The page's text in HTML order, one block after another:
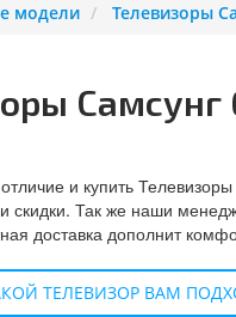
модели Телевизоры
отличие и купить
скидки. Так же наши
доставка дополнит
ТЕЛЕВИЗОР ВАМ